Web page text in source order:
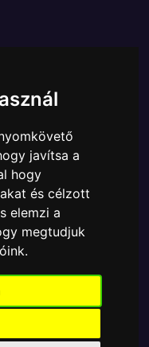
javítsa a
hogy
és célzott
elemzi a
megtudjuk
terméke a
meg